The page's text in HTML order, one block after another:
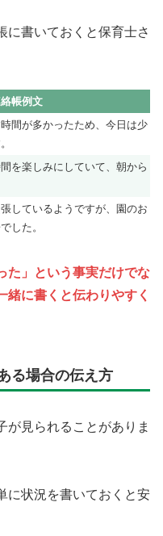
に書いておくと保育士さ
帳例文
間が多かったため、今日は少
を楽しみにしていて、朝から
しているようですが、園のお
した。
た」という事実だけでな
緒に書くと伝わりやすく
る場合の伝え方
が見られることがありま
に状況を書いておくと安